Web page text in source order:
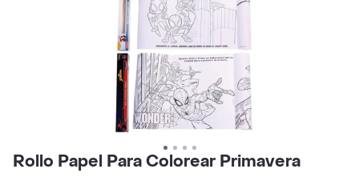
Rollo Papel Para Colorear Primavera